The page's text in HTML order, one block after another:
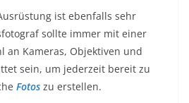
ist ebenfalls sehr
sollte immer mit einer
an Kameras, Objektiven und
sein, um jederzeit bereit zu
Fotos zu erstellen.